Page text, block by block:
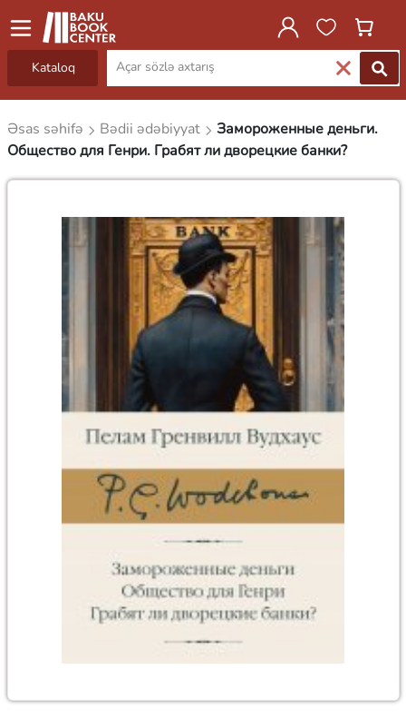
Kataloq
Əsas səhifə Bədii ədəbiyyat
Замороженные деньги.
Общество для Генри. Грабят ли дворецкие банки?